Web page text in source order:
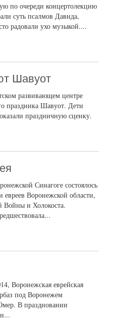
по очереди концертолекцию
суть псалмов Давида,
радовали ухо музыкой....
Шавуот
развивающем центре
праздника Шавуот. Дети
праздничную сценку.
Синагоге состоялось
евреев Воронежской области,
Войны и Холокоста.
Воронежская еврейская
под Воронежем
В праздновании